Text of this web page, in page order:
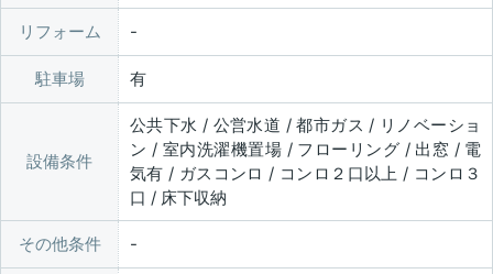
リフォーム
駐車場 有
設備条件
公共下水 / 公営水道 / 都市ガス / リノベーショ
ン / 室内洗濯機置場 / フローリング / 出窓 / 電
気有 / ガスコンロ / コンロ２口以上 / コンロ３
口 / 床下収納
その他条件